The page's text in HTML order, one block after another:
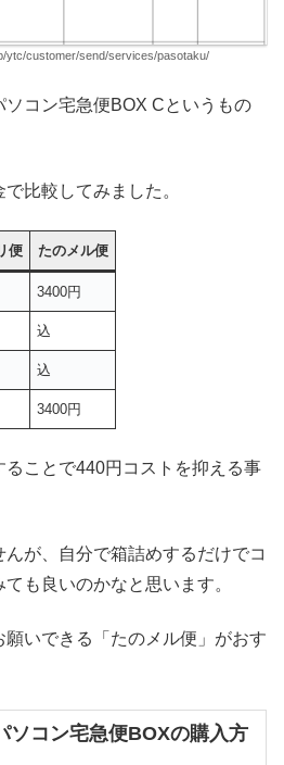
ytc/customer/send/services/pasotaku/
コン宅急便BOX Cというもの
比較してみました。
便 たのメル便
3400円
込
込
3400円
ことで440円コストを抑える事
が、自分で箱詰めするだけでコ
も良いのかなと思います。
いできる「たのメル便」がおす
ソコン宅急便BOXの購入方